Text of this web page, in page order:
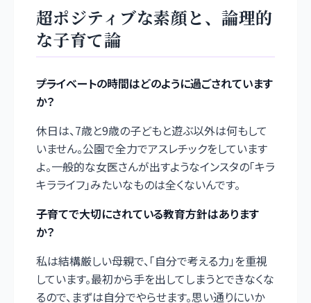
超ポジティブな素顔と、論理的
な子育て論
――プライベートの時間はどのように過ごされています
か？
休日は、7歳と9歳の子どもと遊ぶ以外は何もして
いません。公園で全力でアスレチックをしています
よ。一般的な女医さんが出すようなインスタの「キラ
キラライフ」みたいなものは全くないんです。
――子育てで大切にされている教育方針はあります
か？
私は結構厳しい母親で、「自分で考える力」を重視
しています。最初から手を出してしまうとできなくな
るので、まずは自分でやらせます。思い通りにいか